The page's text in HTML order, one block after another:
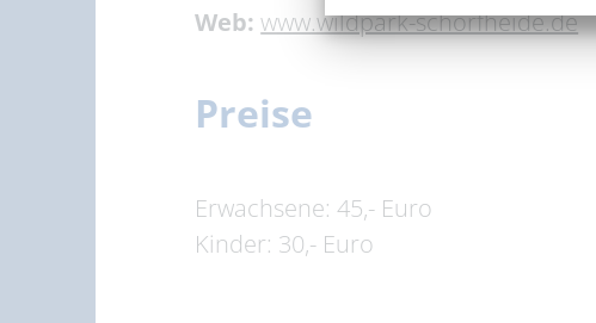
Web: www.wildpark-schorfheide.de
Preise
Erwachsene: 45,- Euro
Kinder: 30,- Euro